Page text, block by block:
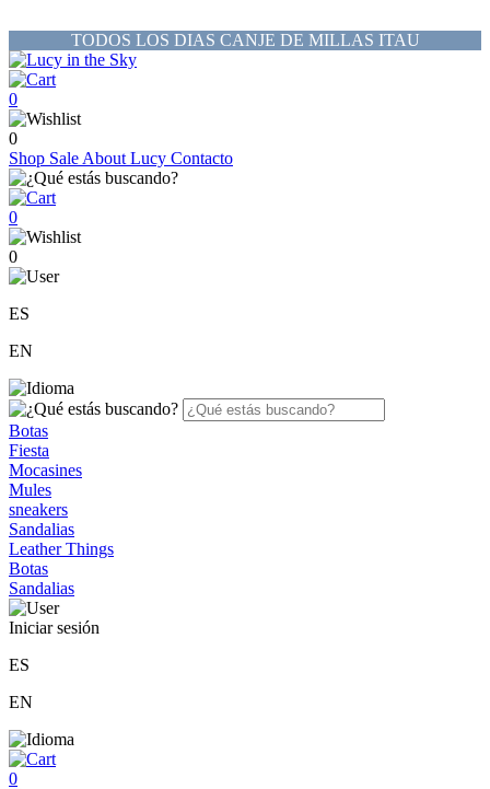
TODOS LOS DIAS CANJE DE MILLAS ITAU
0
0
Shop Sale About Lucy Contacto
0
0
ES
EN
Botas
Fiesta
Mocasines
Mules
sneakers
Sandalias
Leather Things
Botas
Sandalias
Iniciar sesión
ES
EN
0